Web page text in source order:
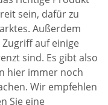
sein, dafür zu
Außerdem
auf einige
sind. Es gibt also
hier immer noch
Wir empfehlen
Sie eine